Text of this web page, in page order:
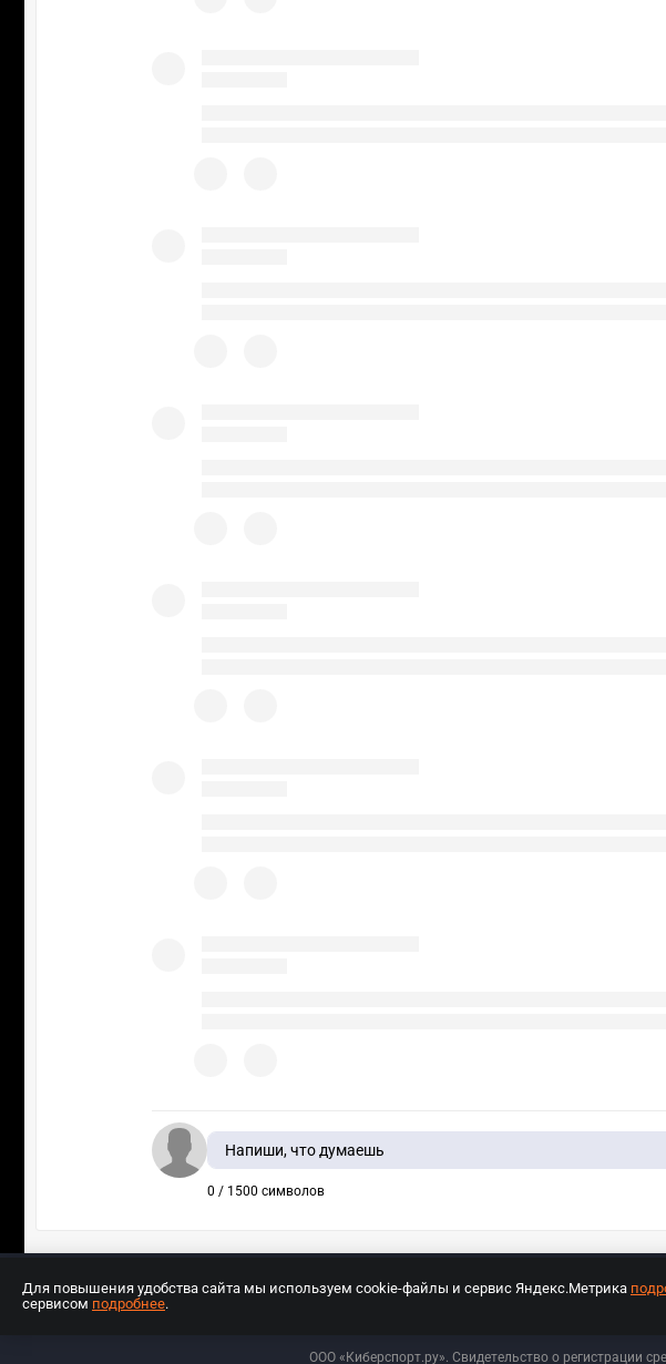
Напиши, что думаешь
0 / 1500 символов
ООО «Киберспорт.ру». Свидетельство о регистрации
Для повышения удобства сайта мы используем cookie-файлы и сервис Яндекс.Метрика
сервисом подробнее.